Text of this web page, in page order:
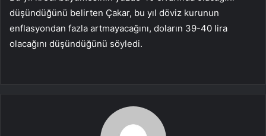
düşündüğünü belirten Çakar, bu yıl döviz kurunun
enflasyondan fazla artmayacağını, doların 39-40 lira
olacağını düşündüğünü söyledi.